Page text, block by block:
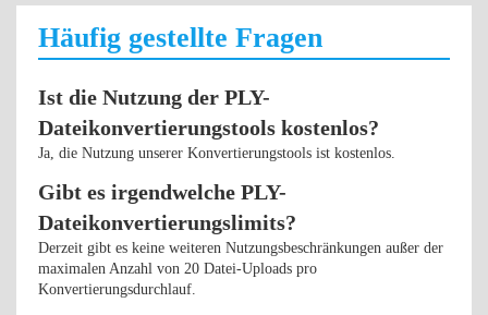
Häufig gestellte Fragen
Ist die Nutzung der PLY-
Dateikonvertierungstools kostenlos?
Ja, die Nutzung unserer Konvertierungstools ist kostenlos.
Gibt es irgendwelche PLY-
Dateikonvertierungslimits?
Derzeit gibt es keine weiteren Nutzungsbeschränkungen außer der
maximalen Anzahl von 20 Datei-Uploads pro
Konvertierungsdurchlauf.